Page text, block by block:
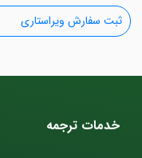
ثبت سفارش ویراستاری
خدمات ترجمه